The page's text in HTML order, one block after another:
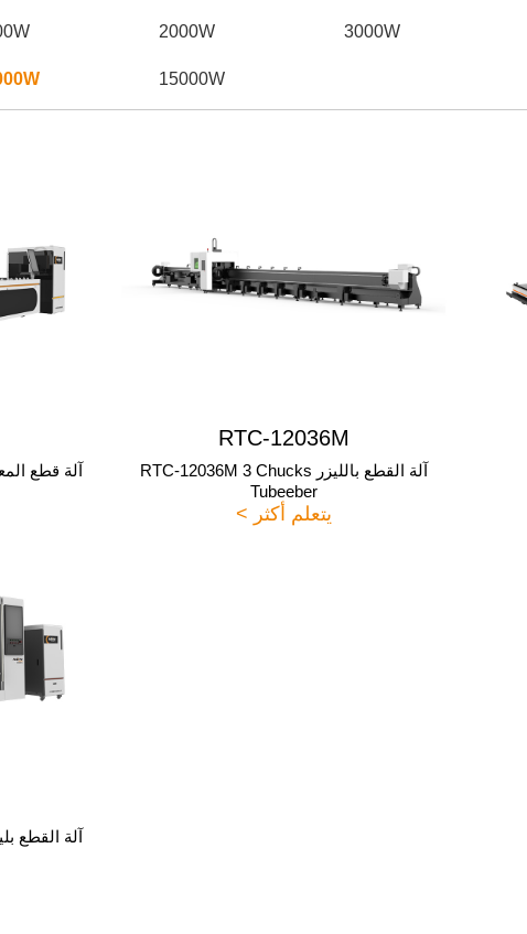
2000W 3000W
15000W
آلة قطع
RTC-12036M
آلة القطع بالليزر RTC-12036M 3 Chucks
Tubeeber
يتعلم أكثر >
آلة القطع